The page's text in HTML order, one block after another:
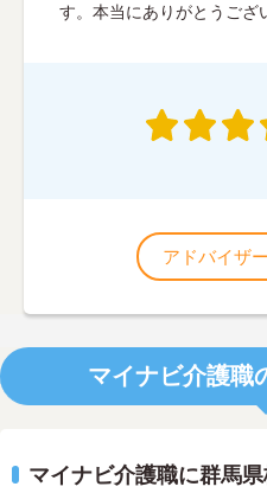
す。本当にありがとうござ
アドバイザ
マイナビ介護職
マイナビ介護職に群馬